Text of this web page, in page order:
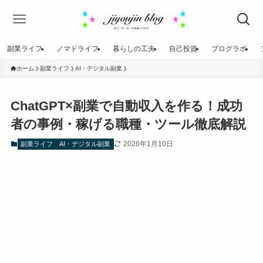
副業ライフ ノマドライフ 暮らしの工夫 自己投資 ブログラボ
ホーム 副業ライフ AI・デジタル副業
ChatGPT×副業で自動収入を作る！成功
者の事例・稼げる職種・ツール徹底解説
副業ライフ AI・デジタル副業 2026年1月10日